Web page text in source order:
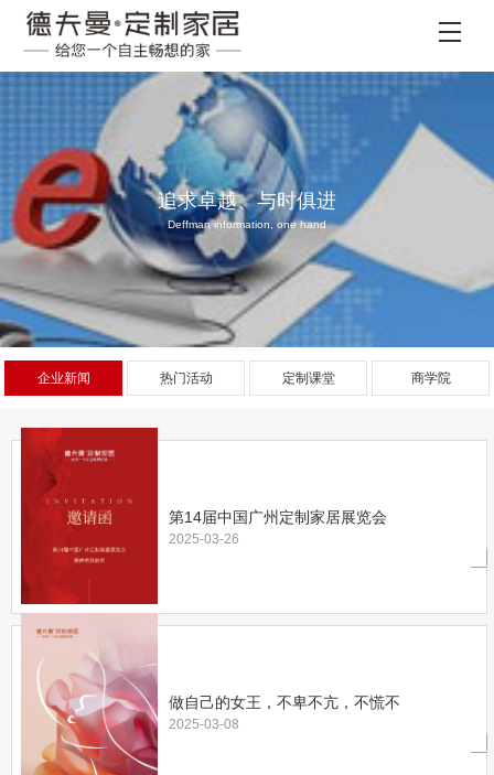
追求卓越、与时俱进
Deffman information, one hand
企业新闻 热门活动 定制课堂 商学院
第14届中国广州定制家居展览会
2025-03-26
做自己的女王，不卑不亢，不慌不
2025-03-08